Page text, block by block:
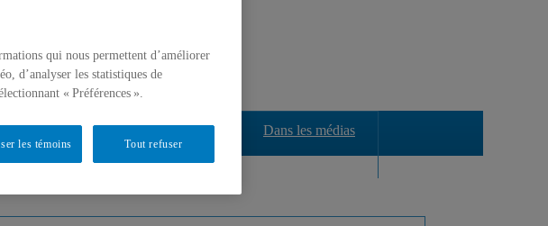
Formation Évènements Dans les médias
qui nous permettent d’améliorer
d’analyser les statistiques de
« Préférences ».
Tout refuser
les témoins